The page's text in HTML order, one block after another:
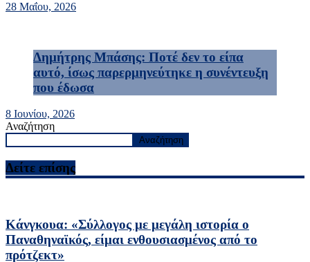
28 Μαΐου, 2026
Δημήτρης Μπάσης: Ποτέ δεν το είπα
αυτό, ίσως παρερμηνεύτηκε η συνέντευξη
που έδωσα
8 Ιουνίου, 2026
Αναζήτηση
Αναζήτηση
Δείτε επίσης
Κάνγκουα: «Σύλλογος με μεγάλη ιστορία ο
Παναθηναϊκός, είμαι ενθουσιασμένος από το
πρότζεκτ»